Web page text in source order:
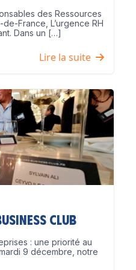
des Ressources
France, L’urgence RH
Dans un […]
Lire la suite
Club
: une priorité au
mardi 9 décembre, notre